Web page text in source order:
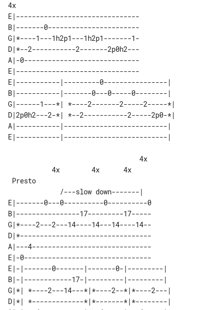
4x
E|-------------------------------
B|-------0-----------------------
G|*----1---1h2p1---1h2p1-------1-
D|*--2-----------2-------2p0h2---
A|-0-----------------------------
E|-------------------------------
E|-----------|---------0----------------|
B|-----------|-------0---0-----0--------|
G|------1---*| *----2-------2-----2-----*|
D|2p0h2---2-*| *--2-----------2-----2p0-*|
A|-----------|--------------------------|
E|-------0---0----------0----------0
B|----------------17---------17-----
G|*----2---2---14----14---14----14--
D|*---------------------------------
A|---4------------------------------
E|-0--------------------------------
E|-|-------0-------|-------0-|---------|
B|-|------------17-|---------|---------|
G|*| *----2---14---*|*----2--*|*----2---|
D|*| *-------------*|*-------*|*--------|